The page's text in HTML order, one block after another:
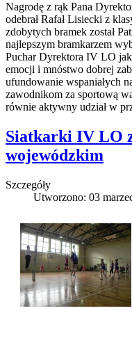
Nagrodę z rąk Pana
odebrał Rafał Lisiecki z
zdobytych bramek został
najlepszym bramkarzem
Puchar Dyrektora IV LO
emocji i mnóstwo dobrej
ufundowanie wspaniałych
zawodnikom za sportową
równie aktywny udział w
Siatkarki IV LO
wojewódzkim
Szczegóły
Utworzono: 03